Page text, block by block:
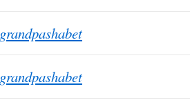
grandpashabet
grandpashabet